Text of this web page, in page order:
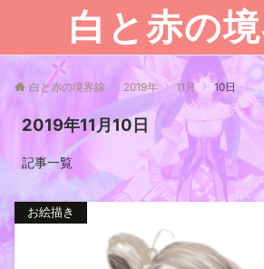
白と赤の
白と赤の境界線 2019年 11月 10日
2019年11月10日
記事一覧
お絵描き